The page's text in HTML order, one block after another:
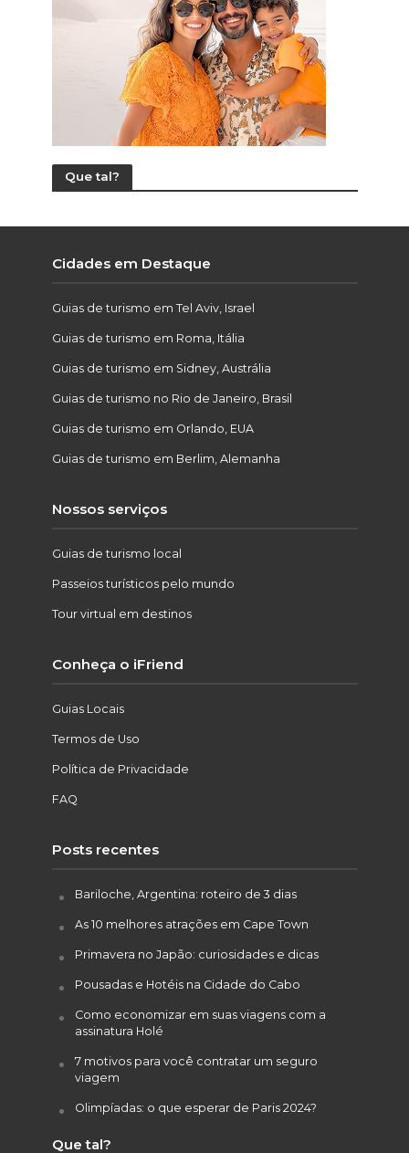
Que tal?
Cidades em Destaque
Guias de turismo em Tel Aviv, Israel
Guias de turismo em Roma, Itália
Guias de turismo em Sidney, Austrália
Guias de turismo no Rio de Janeiro, Brasil
Guias de turismo em Orlando, EUA
Guias de turismo em Berlim, Alemanha
Nossos serviços
Guias de turismo local
Passeios turísticos pelo mundo
Tour virtual em destinos
Conheça o iFriend
Guias Locais
Termos de Uso
Política de Privacidade
FAQ
Posts recentes
Bariloche, Argentina: roteiro de 3 dias
As 10 melhores atrações em Cape Town
Primavera no Japão: curiosidades e dicas
Pousadas e Hotéis na Cidade do Cabo
Como economizar em suas viagens com a
assinatura Holé
7 motivos para você contratar um seguro
viagem
Olimpíadas: o que esperar de Paris 2024?
Que tal?